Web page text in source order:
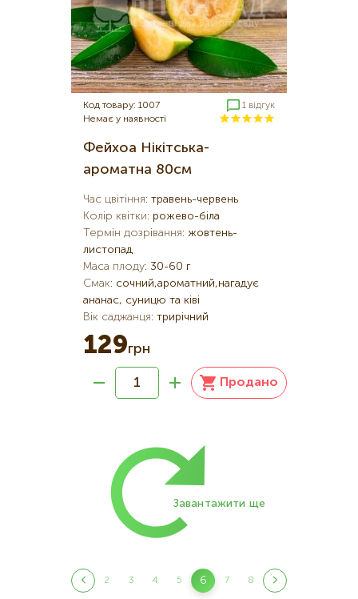
Код товару: 1007
1 відгук
Немає у наявності
Фейхоа Нікітська-
ароматна 80см
Час цвітіння: травень-червень
Колір квітки: рожево-біла
Термін дозрівання: жовтень-
листопад
Маса плоду: 30-60 г
Смак: сочний,ароматний,нагадує
ананас, суницю та ківі
Вік саджанця: трирічний
129грн
Продано
Розбивка
сторінки
Завантажити ще
Розбивка
2
3
4
Page
5
Поточна
6
7
Page
8